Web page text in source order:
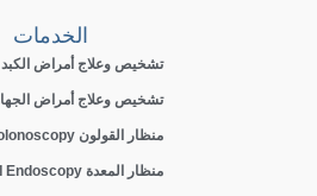
الخدمات
تشخيص وعلاج أمراض الكبد
تشخيص وعلاج أمراض
منظار القولون Colonoscopy
منظار المعدة Upper GI Endoscopy